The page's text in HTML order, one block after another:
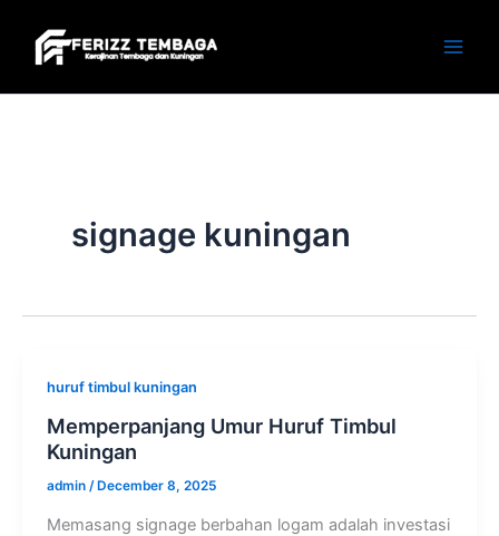
content
signage kuningan
huruf timbul kuningan
Memperpanjang Umur Huruf Timbul
Kuningan
admin /December 8, 2025
Memasang signage berbahan logam adalah investasi